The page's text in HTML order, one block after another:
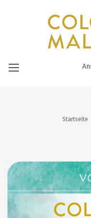
Startseite
Zum
Ende
der
Bildergalerie